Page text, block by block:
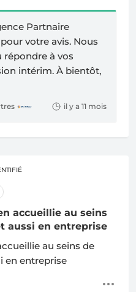
Partnaire
votre avis. Nous
répondre à vos
intérim. À bientôt,
il y a 11 mois
accueillie au seins
aussi en entreprise
au seins de
en entreprise